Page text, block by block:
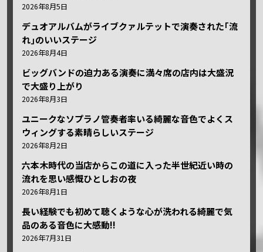
2026年8月5日
デュオアルバムがライブクァルテットで演奏された｢流
れ｣のいいステージ
2026年8月4日
ビッグバンドの迫力ある演奏に満々席の店内は大盛況
で大盛り上がり
2026年8月3日
ユニークなソプラノ管奏者率いる綺麗な音色でよくス
ウィングする素晴らしいステージ
2026年8月2日
六本木時代の当店からこの道に入った半世紀近い時の
流れを思い感慨ひとしおの夜
2026年8月1日
長い経験でも初めて聴くような心が洗われる綺麗で気
品のある音色に大感動!!
2026年7月31日